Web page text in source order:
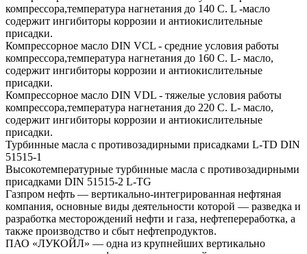
компрессора,температура нагнетания до 140 С. L -масло
содержит ингибиторы коррозии и антиокислительные
присадки.
Компрессорное масло DIN VCL - средние условия работы
компрессора,температура нагнетания до 160 С. L- масло,
содержит ингибиторы коррозии и антиокислительные
присадки.
Компрессорное масло DIN VDL - тяжелые условия работы
компрессора,температура нагнетания до 220 С. L- масло,
содержит ингибиторы коррозии и антиокислительные
присадки.
Турбинные масла с противозадирными присадками L-TD DIN
51515-1
Высокотемпературные турбинные масла с противозадирными
присадками DIN 51515-2 L-TG
Газпром нефть — вертикально-интегрированная нефтяная
компания, основные виды деятельности которой — разведка и
разработка месторождений нефти и газа, нефтепереработка, а
также производство и сбыт нефтепродуктов.
ПАО «ЛУКОЙЛ» — одна из крупнейших вертикально